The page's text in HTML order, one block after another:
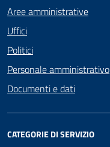
Aree amministrative
Uffici
Politici
Personale amministrativo
Documenti e dati
CATEGORIE DI SERVIZIO